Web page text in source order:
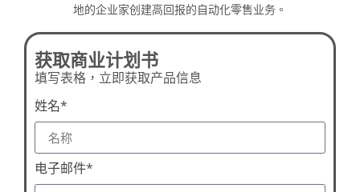
地的企业家创建高回报的自动化零售业务。
获取商业计划书
填写表格，立即获取产品信息
姓名*
电子邮件*